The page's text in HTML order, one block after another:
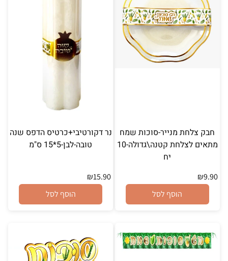
חבק צלחת מנייר-סוכות שמח
מתאים לצלחת קטנה\גדולה-10
יח
₪9.90
הוסף לסל
נר דקורטיבי+כרטיס הדפס שנה
טובה-לבן-5*15 ס"מ
₪15.90
הוסף לסל